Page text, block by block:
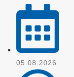
05.08.2026